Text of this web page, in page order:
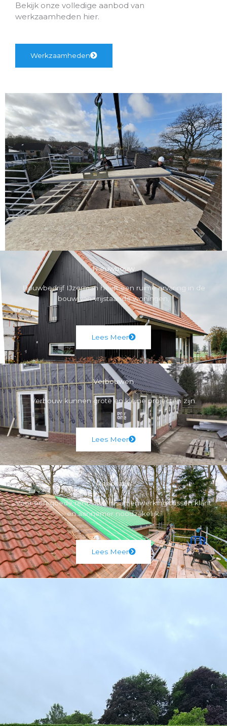
Bekijk onze volledige aanbod van
werkzaamheden hier.
Werkzaamheden
Nieuwbouw
Bouwbedrijf IJzerman heeft een ruime ervaring in de
bouw van vrijstaande woningen,
Lees Meer
Verbouwen
Verbouw kunnen grote en kleine projecten zijn.
Lees Meer
Renovatie
Voor een goede renovatie is samenwerking tussen klant
en aannemer noodzakelijk.
Lees Meer